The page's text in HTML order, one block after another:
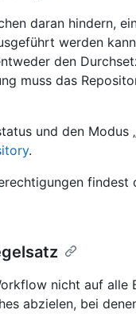
daran hindern,
werden
den
muss das
und den Modus
.
findest
nicht auf alle
abzielen, bei